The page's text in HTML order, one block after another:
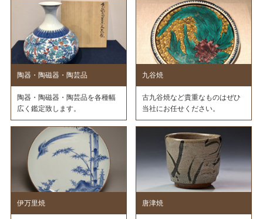
陶器・陶磁器・陶芸品
陶器・陶磁器・陶芸品を各種幅
広く鑑定致します。
九谷焼
古九谷焼など貴重なものはぜひ
当社にお任せください。
伊万里焼 唐津焼